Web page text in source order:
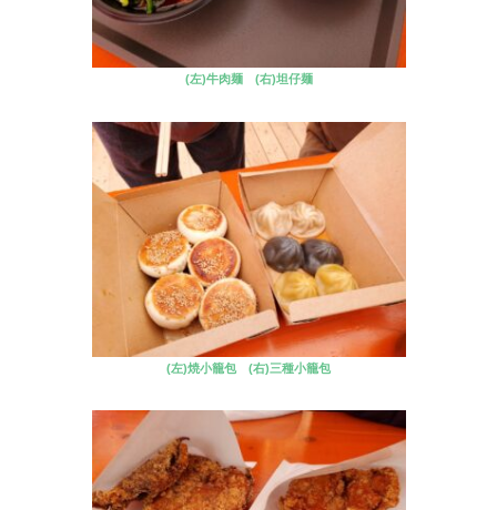
(左)牛肉麺 (右)坦仔麺
(左)焼小籠包 (右)三種小籠包